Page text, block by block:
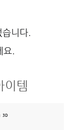
니다.
.
이템
3D